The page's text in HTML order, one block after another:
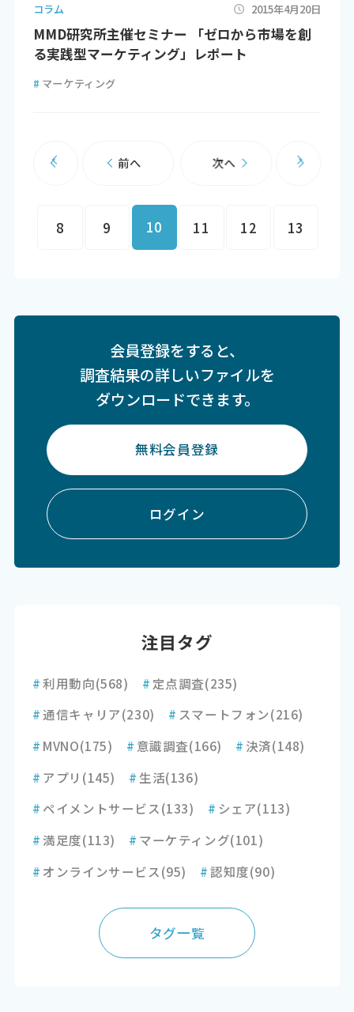
コラム 2015年4月20日
MMD研究所主催セミナー 「ゼロから市場を創
る実践型マーケティング」レポート
# マーケティング
前へ
8 9 10 11 12 13
次へ
会員登録をすると、
調査結果の詳しいファイルを
ダウンロードできます。
無料会員登録
ログイン
注目タグ
#利用動向(568) # 定点調査(235)
#通信キャリア(230) # スマートフォン(216)
# MVNO(175) # 意識調査(166) # 決済(148)
# アプリ (145) # 生活(136)
# ペイメントサービス(133) # シェア(113)
#満足度(113) # マーケティング(101)
# オンラインサービス(95) #認知度(90)
タグ一覧